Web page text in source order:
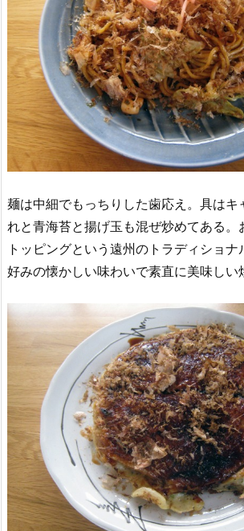
麺は中細でもっちりした歯応え。具はキ
れと青海苔と揚げ玉も混ぜ炒めてある。
トッピングという遠州のトラディショ
好みの懐かしい味わいで素直に美味しい